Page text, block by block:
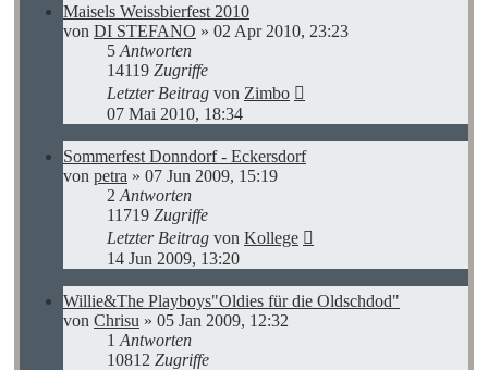
Maisels Weissbierfest 2010
von DI STEFANO » 02 Apr 2010, 23:23
5 Antworten
14119 Zugriffe
Letzter Beitrag von Zimbo
07 Mai 2010, 18:34
Sommerfest Donndorf - Eckersdorf
von petra » 07 Jun 2009, 15:19
2 Antworten
11719 Zugriffe
Letzter Beitrag von Kollege
14 Jun 2009, 13:20
Willie&The Playboys"Oldies für die Oldschdod"
von Chrisu » 05 Jan 2009, 12:32
1 Antworten
10812 Zugriffe